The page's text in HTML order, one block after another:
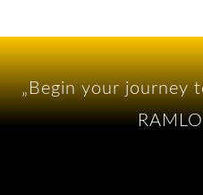
„Begin your journey